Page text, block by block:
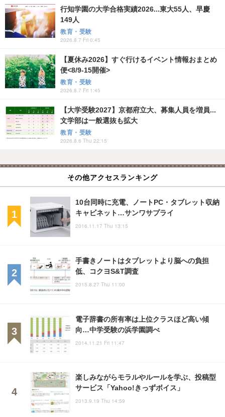
行知学園の大学合格実績2026...東大55人、早慶
149人
教育・受験
2026.8.7 Fri 0:45
【夏休み2026】すぐ行けるイベント情報おまとめ
便<8/9-15開催>
教育・受験
2026.8.7 Fri 1:45
【大学受験2027】京都府立大、募集人員を増員...
文学部は一般選抜も拡大
教育・受験
2026.8.6 Thu 22:15
その他アクセスランキング
10台同時に充電、ノートPC・タブレット収納
キャビネット…サンワサプライ
2016.11.17 Thu 13:15
手書きノートはタブレットより脳への負担
低、コクヨS&T調査
2015.8.27 Thu 11:00
電子辞書の所有率は上位クラスほど高い傾
向…中学受験の浜学園調べ
2014.11.21 Fri 11:47
楽しみながらモラルやルールを学ぶ、投稿型
サービス「Yahoo!きっずボイス」
2013.9.19 Thu 14:59